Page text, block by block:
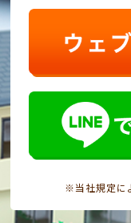
※当社規定に